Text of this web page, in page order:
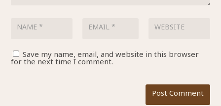
Save my name, email, and website in this browser
for the next time I comment.